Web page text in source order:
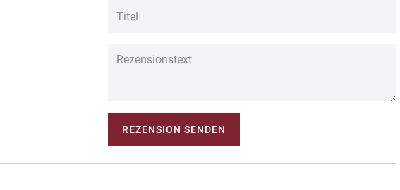
REZENSION SENDEN